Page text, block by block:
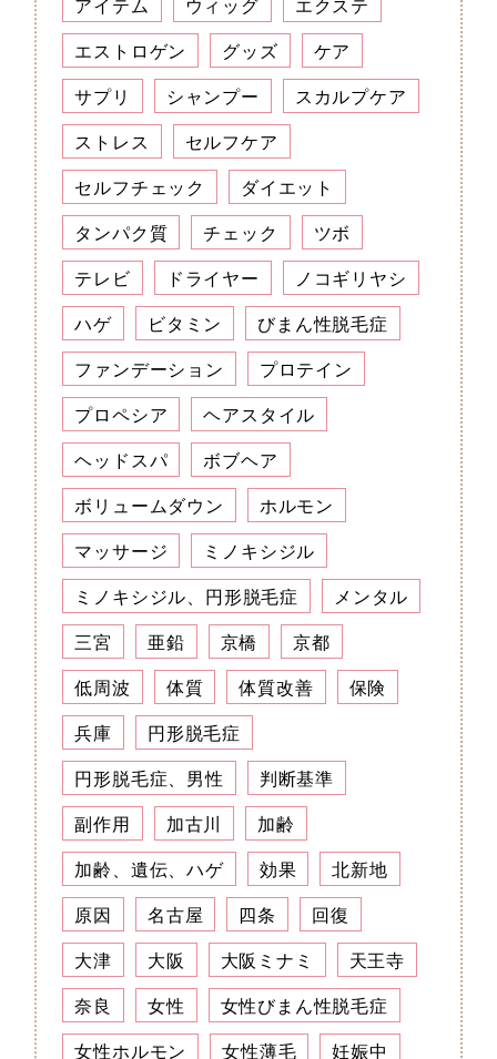
エストロゲン
グッズ
ケア
サプリ
シャンプー
スカルプケア
ストレス
セルフケア
セルフチェック
ダイエット
タンパク質
チェック
ツボ
テレビ
ドライヤー
ノコギリヤシ
ハゲ
ビタミン
びまん性脱毛症
ファンデーション
プロテイン
プロペシア
ヘアスタイル
ヘッドスパ
ボブヘア
ボリュームダウン
ホルモン
マッサージ
ミノキシジル
ミノキシジル、円形脱毛症
メンタル
三宮
亜鉛 京橋
京都
低周波
体質 体質改善
保険
兵庫
円形脱毛症
円形脱毛症、男性
判断基準
副作用
加古川
加齢
加齢、遺伝、ハゲ
効果
北新地
原因
名古屋 四条
回復
大津
大阪 大阪ミナミ
天王寺
奈良
女性
女性びまん性脱毛症
女性ホルモン
女性薄毛 妊娠中